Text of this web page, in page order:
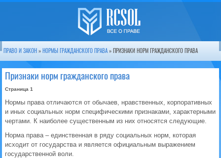
ПРАВО И ЗАКОН » НОРМЫ ГРАЖДАНСКОГО ПРАВА» ПРИЗНАКИ НОРМ ГРАЖДАНСКОГО ПРАВА
Признаки норм гражданского права
Страница 1
Нормы права отличаются от обычаев, нравственных, корпоративных
и иных социальных норм специфическими признаками, характерными
чертами. К наиболее существенным из них относятся следующие.
Норма права – единственная в ряду социальных норм, которая
исходит от государства и является официальным выражением
государственной воли.